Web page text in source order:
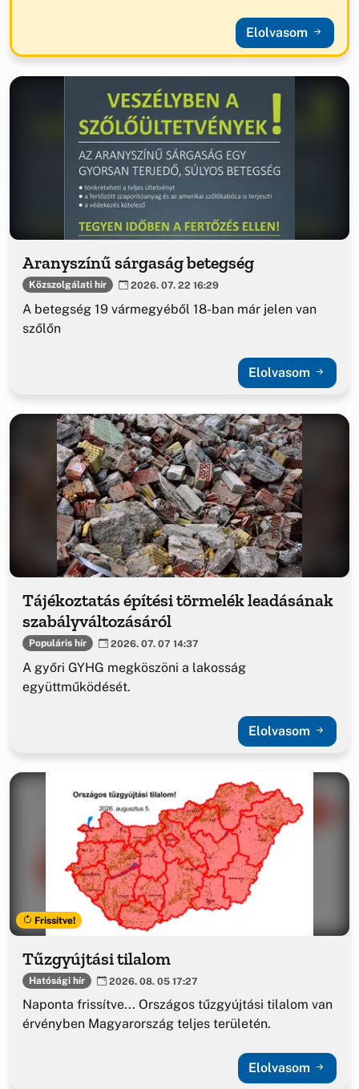
Elolvasom
Aranyszínű sárgaság betegség
Közszolgálati hír 2026. 07. 22 16:29
A betegség 19 vármegyéből 18-ban már jelen van
szőlőn
Elolvasom
Tájékoztatás építési törmelék leadásának
szabályváltozásáról
Populáris hír 2026. 07. 07 14:37
A győri GYHG megköszöni a lakosság
együttműködését.
Elolvasom
Frissítve!
Tűzgyújtási tilalom
Hatósági hír 2026. 08. 05 17:27
Naponta frissítve... Országos tűzgyújtási tilalom van
érvényben Magyarország teljes területén.
Elolvasom